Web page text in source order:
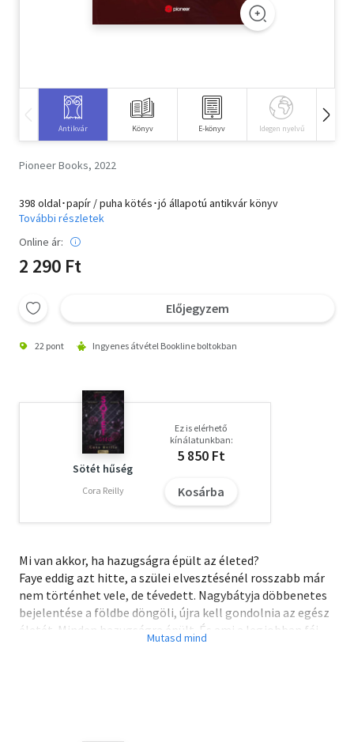
Természettudomány
Antikvár Könyv E-könyv Idegen nyelvű
Pioneer Books, 2022
398 oldal･papír / puha kötés･jó állapotú antikvár könyv
További részletek
Online ár:
2 290 Ft
Előjegyzem
22 pont Ingyenes átvétel Bookline boltokban
Sötét hűség
Cora Reilly
Ez is elérhető
kínálatunkban:
5 850 Ft
Kosárba
Mi van akkor, ha hazugságra épült az életed?
Faye eddig azt hitte, a szülei elvesztésénél rosszabb már
nem történhet vele, de tévedett. Nagybátyja döbbenetes
bejelentése a földbe döngöli, újra kell gondolnia az egész
életét. Minden hazugságra épült. És ami a legjobban fáj,
hogy imádott szerelme, lelki társa nem lehet az övé;